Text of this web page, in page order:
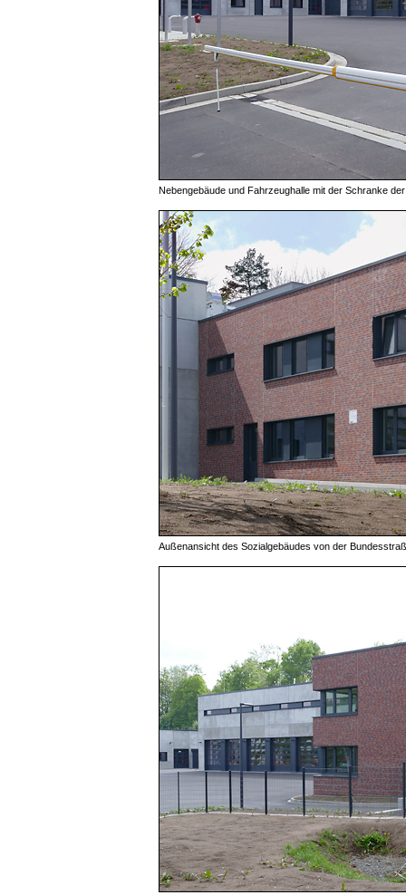
Nebengebäude und Fahrzeughalle mit der Schranke
Außenansicht des Sozialgebäudes von der